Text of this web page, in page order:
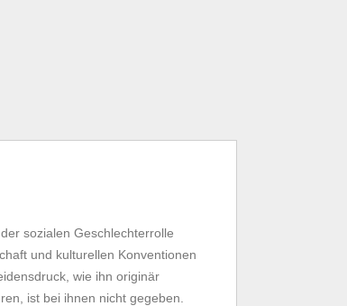
sozialen Geschlechterrolle
und kulturellen Konventionen
wie ihn originär
ist bei ihnen nicht gegeben.